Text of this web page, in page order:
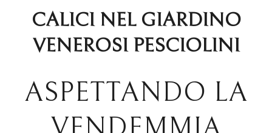
CALICI NEL GIARDINO
VENEROSI PESCIOLINI
ASPETTANDO LA